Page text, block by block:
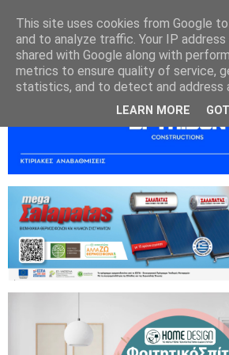
This site uses cookies from Google
and to analyze traffic. Your IP
shared with Google along with
metrics to ensure quality of service,
statistics, and to detect and address
LEARN MORE